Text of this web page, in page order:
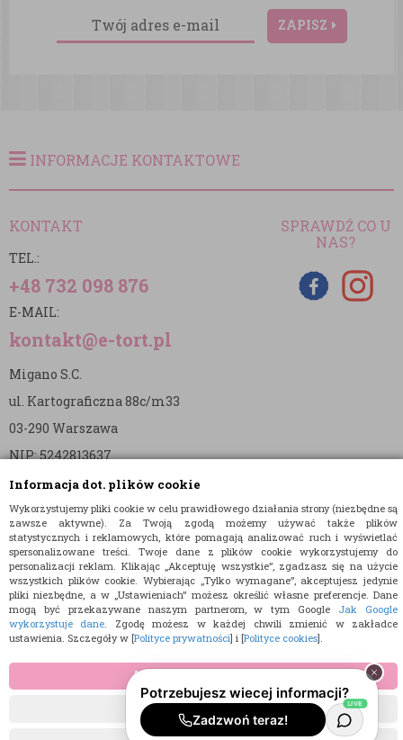
Informacja dot. plików cookie
Wykorzystujemy pliki cookie w celu prawidłowego działania strony (niezbędne są
zawsze aktywne). Za Twoją zgodą możemy używać także plików
statystycznych i reklamowych, które pomagają analizować ruch i wyświetlać
spersonalizowane treści. Twoje dane z plików cookie wykorzystujemy do
personalizacji reklam. Klikając „Akceptuję wszystkie”, zgadzasz się na użycie
wszystkich plików cookie. Wybierając „Tylko wymagane”, akceptujesz jedynie
pliki niezbędne, a w „Ustawieniach” możesz określić własne preferencje. Dane
mogą być przekazywane naszym partnerom, w tym Google Jak Google
wykorzystuje dane. Zgodę możesz w każdej chwili zmienić w zakładce
ustawienia. Szczegóły w [Polityce prywatności] i [Polityce cookies].
AKCEPTUJĘ WSZYSTKIE
TYLKO WYMAGANE
ZAPISZ
INFORMACJE KONTAKTOWE
KONTAKT
TEL.:
+48 732 098 876
E-MAIL:
kontakt@e-tort.pl
Migano S.C.
ul. Kartograficzna 88c/m33
03-290 Warszawa
NIP: 5242813637
REGON: 365874905
Nr konta (mBank):
36 1140 2004 0000 3902 8144 2737
SPRAWDŹ CO U
NAS?
PROJEKT I OPROGRAMOWANIE SKLEPU: